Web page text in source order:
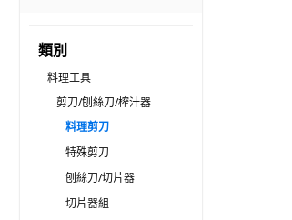
類別
料理工具
剪刀/刨絲刀/榨汁器
料理剪刀
特殊剪刀
刨絲刀/切片器
切片器組